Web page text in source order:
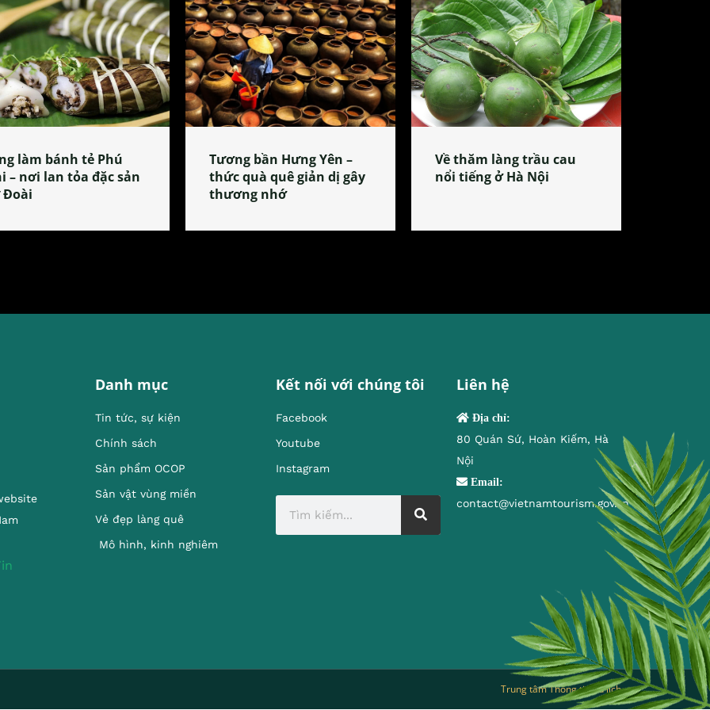
làm bánh tẻ Phú
– nơi lan tỏa đặc sản
Đoài
Tương bần Hưng Yên –
thức quà quê giản dị gây
thương nhớ
Về thăm làng trầu cau
nổi tiếng ở Hà Nội
Danh mục
Tin tức, sự kiện
Chính sách
Sản phẩm OCOP
Sản vật vùng miền
Vẻ đẹp làng quê
Mô hình, kinh nghiêm
Kết nối với chúng tôi
Facebook
Youtube
Instagram
Liên hệ
Địa chỉ:
80 Quán Sứ, Hoàn Kiếm, Hà
Nội
Email:
contact@vietnamtourism.gov.vn
Trung tâm Thông tin du lịch